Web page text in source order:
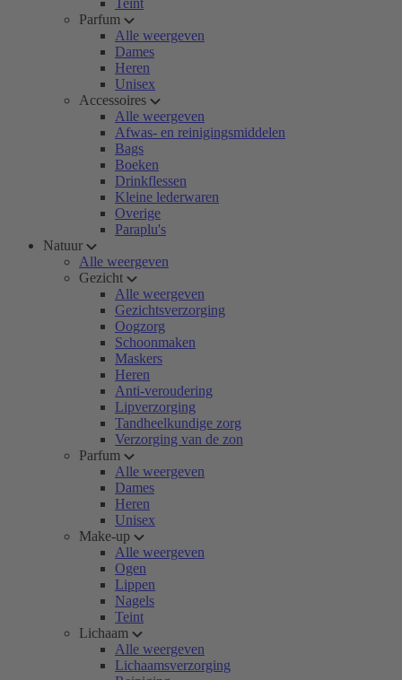
Teint
Parfum
Alle weergeven
Dames
Heren
Unisex
Accessoires
Alle weergeven
Afwas- en reinigingsmiddelen
Bags
Boeken
Drinkflessen
Kleine lederwaren
Overige
Paraplu's
Natuur
Alle weergeven
Gezicht
Alle weergeven
Gezichtsverzorging
Oogzorg
Schoonmaken
Maskers
Heren
Anti-veroudering
Lipverzorging
Tandheelkundige zorg
Verzorging van de zon
Parfum
Alle weergeven
Dames
Heren
Unisex
Make-up
Alle weergeven
Ogen
Lippen
Nagels
Teint
Lichaam
Alle weergeven
Lichaamsverzorging